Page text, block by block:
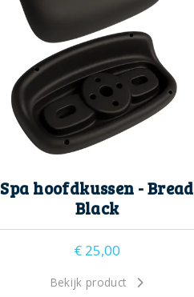
Spa hoofdkussen - Bread
Black
€ 25,00
Bekijk product